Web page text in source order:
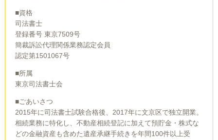
■資格
司法書士
登録番号 東京7509号
簡裁訴訟代理関係業務認定会員
認定第1501067号
■所属
東京司法書士会
■ごあいさつ
2015年に司法書士試験合格後、2017年に文京区で独立開業。
相続業務に特化し、不動産相続登記に加えて預貯金・株式な
どの金融資産も含めた遺産承継手続きを年間100件以上受